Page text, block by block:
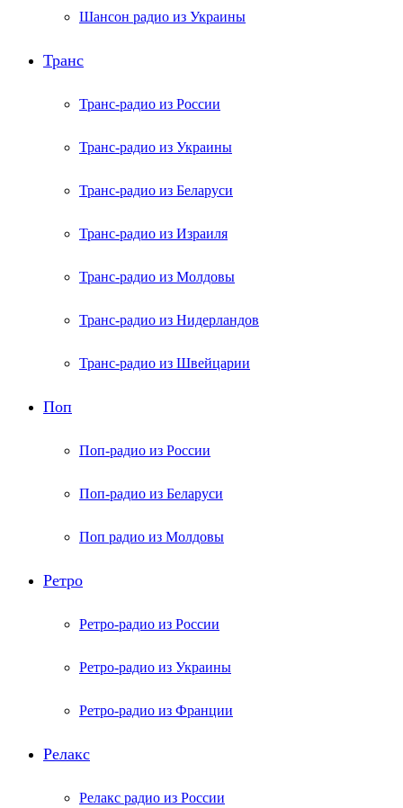
Шансон радио из Украины
Транс
Транс-радио из России
Транс-радио из Украины
Транс-радио из Беларуси
Транс-радио из Израиля
Транс-радио из Молдовы
Транс-радио из Нидерландов
Транс-радио из Швейцарии
Поп
Поп-радио из России
Поп-радио из Беларуси
Поп радио из Молдовы
Ретро
Ретро-радио из России
Ретро-радио из Украины
Ретро-радио из Франции
Релакс
Релакс радио из России